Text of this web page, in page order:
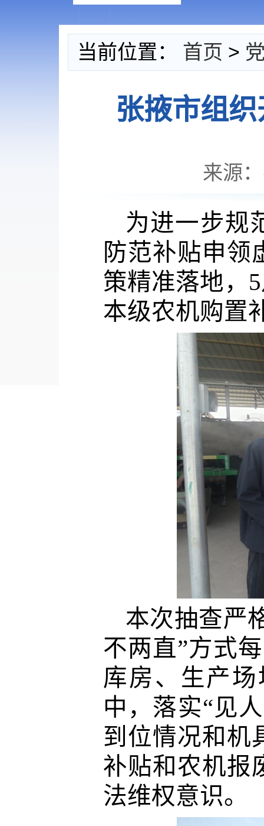
当前位置： 首页 >
张掖市组
来源
为进一步规
防范补贴申领
策精准落地，
本级农机购置
本次抽查严
不两直”方式
库房、生产
中，落实“见
到位情况和机
补贴和农机报
法维权意识。